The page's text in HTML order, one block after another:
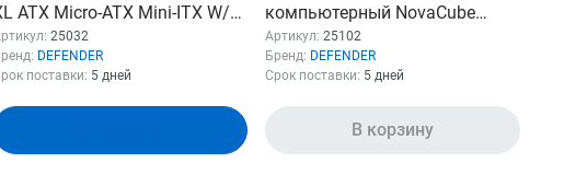
ATX Micro-ATX Mini-ITX W/O
USB1.1+3.0+Type-C+audio
25032 DEFENDER
25032
DEFENDER
поставки: 5 дней
компьютерный NovaCube
белый, mATX, USB3.0, w/o fans
Артикул: 25102
Бренд: DEFENDER
Срок поставки: 5 дней
В корзину